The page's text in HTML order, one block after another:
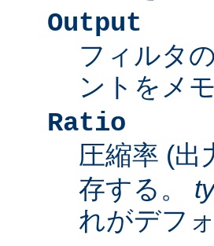
Output
フィルタ
ントをメ
Ratio
圧縮率 (
存する。
れがデフ